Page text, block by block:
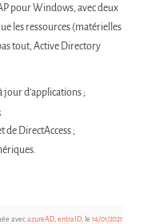
pour Windows, avec deux
les ressources (matérielles
pas tout, Active Directory
jour d’applications ;
de DirectAccess ;
avecazureAD, entraID, le 14/01/2021